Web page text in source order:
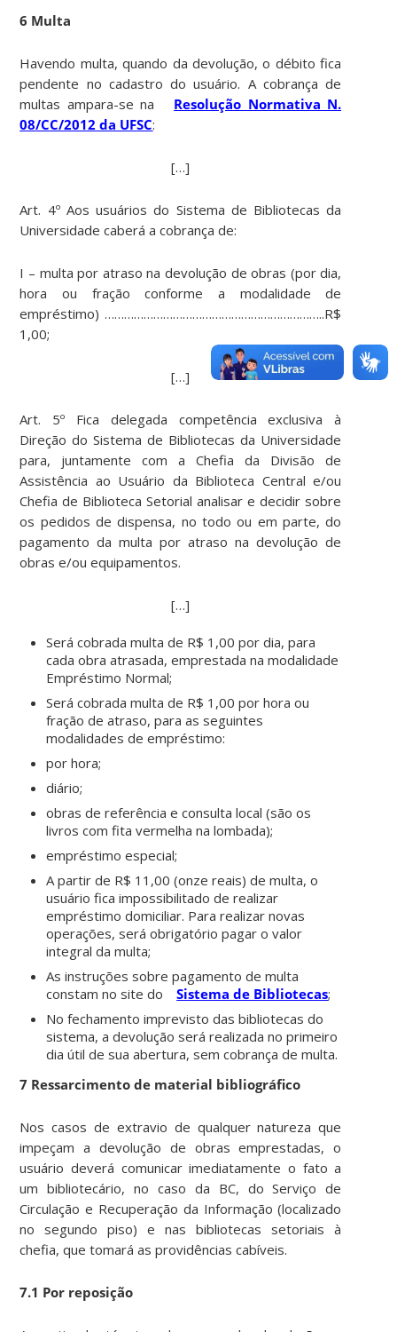
6 Multa
Havendo multa, quando da devolução, o débito fica
pendente no cadastro do usuário. A cobrança de
multas ampara-se na Resolução Normativa N.
08/CC/2012 da UFSC:
[…]
Art. 4º Aos usuários do Sistema de Bibliotecas da
Universidade caberá a cobrança de:
I – multa por atraso na devolução de obras (por dia,
hora ou fração conforme a modalidade de
empréstimo) …………………………………………………………..R$
1,00;
[…]
Art. 5º Fica delegada competência exclusiva à
Direção do Sistema de Bibliotecas da Universidade
para, juntamente com a Chefia da Divisão de
Assistência ao Usuário da Biblioteca Central e/ou
Chefia de Biblioteca Setorial analisar e decidir sobre
os pedidos de dispensa, no todo ou em parte, do
pagamento da multa por atraso na devolução de
obras e/ou equipamentos.
[…]
Será cobrada multa de R$ 1,00 por dia, para
cada obra atrasada, emprestada na modalidade
Empréstimo Normal;
Será cobrada multa de R$ 1,00 por hora ou
fração de atraso, para as seguintes
modalidades de empréstimo:
por hora;
diário;
obras de referência e consulta local (são os
livros com fita vermelha na lombada);
empréstimo especial;
A partir de R$ 11,00 (onze reais) de multa, o
usuário fica impossibilitado de realizar
empréstimo domiciliar. Para realizar novas
operações, será obrigatório pagar o valor
integral da multa;
As instruções sobre pagamento de multa
constam no site doSistema de Bibliotecas;
No fechamento imprevisto das bibliotecas do
sistema, a devolução será realizada no primeiro
dia útil de sua abertura, sem cobrança de multa.
7 Ressarcimento de material bibliográfico
Nos casos de extravio de qualquer natureza que
impeçam a devolução de obras emprestadas, o
usuário deverá comunicar imediatamente o fato a
um bibliotecário, no caso da BC, do Serviço de
Circulação e Recuperação da Informação (localizado
no segundo piso) e nas bibliotecas setoriais à
chefia, que tomará as providências cabíveis.
7.1 Por reposição